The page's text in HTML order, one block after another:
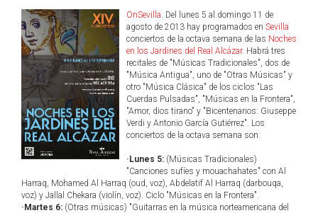
OnSevilla. Del lunes 5 al domingo 11 de
agosto de 2013 hay programados en Sevilla
conciertos de la octava semana de las Noches
en los Jardines del Real Alcázar. Habrá tres
recitales de "Músicas Tradicionales", dos de
"Música Antigua", uno de "Otras Músicas" y
otro "Música Clásica" de los ciclos "Las
Cuerdas Pulsadas", "Músicas en la Frontera",
"Amor, dios tirano" y "Bicentenarios: Giuseppe
Verdi y Antonio García Gutiérrez". Los
conciertos de la octava semana son:
·Lunes 5:(Músicas Tradicionales)
"Canciones sufíes y mouachahates" con Al
Harraq, Mohamed Al Harraq (oud, voz), Abdelatif Al Harraq (darbouqa,
voz) y Jallal Chekara (violín, voz). Ciclo "Músicas en la Frontera".
·Martes 6: (Otras músicas) "Guitarras en la música norteamericana del